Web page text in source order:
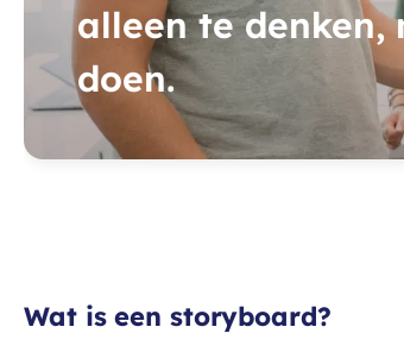
alleen te
doen.
Wat is een storyboard?